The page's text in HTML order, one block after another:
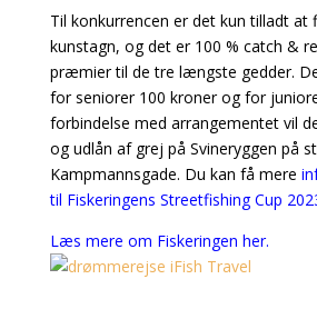
Til konkurrencen er det kun tilladt at
kunstagn, og det er 100 % catch &
præmier til de tre længste gedder.
for seniorer 100 kroner og for
forbindelse med arrangementet vil
og udlån af grej på Svineryggen på
Kampmannsgade. Du kan få mere
til Fiskeringens Streetfishing Cup
Læs mere om Fiskeringen her.